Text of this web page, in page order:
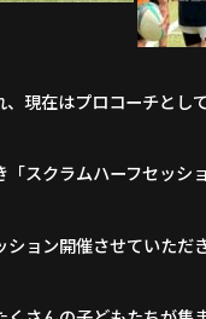
現在はプロコーチとし
スクラムハーフセッシ
ョン開催させていただ